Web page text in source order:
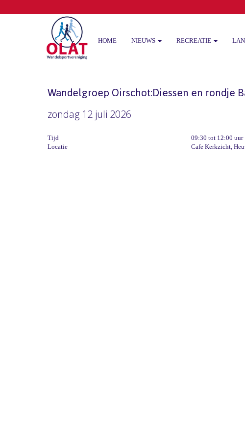
HOME NIEUWS RECREATIE
Wandelgroep Oirschot:Diessen en rondje
zondag 12 juli 2026
Tijd
09:30 tot 12:00 uur
Locatie
Cafe Kerkzicht,